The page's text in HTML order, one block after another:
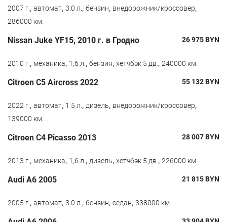
2007 г., автомат, 3.0 л., бензин, внедорожник/кроссовер,
286000 км.
Nissan Juke YF15, 2010 г. в Гродно 26 975BYN
2010 г., механика, 1,6 л., бензин, хетчбэк 5 дв., 240000 км.
Citroen С5 Aircross 2022 55 132BYN
2022 г., автомат, 1.5 л., дизель, внедорожник/кроссовер,
139000 км.
Citroen C4 Picasso 2013 28 007BYN
2013 г., механика, 1,6 л., дизель, хетчбэк 5 дв., 226000 км.
Audi A6 2005 21 815BYN
2005 г., автомат, 3.0 л., бензин, седан, 338000 км.